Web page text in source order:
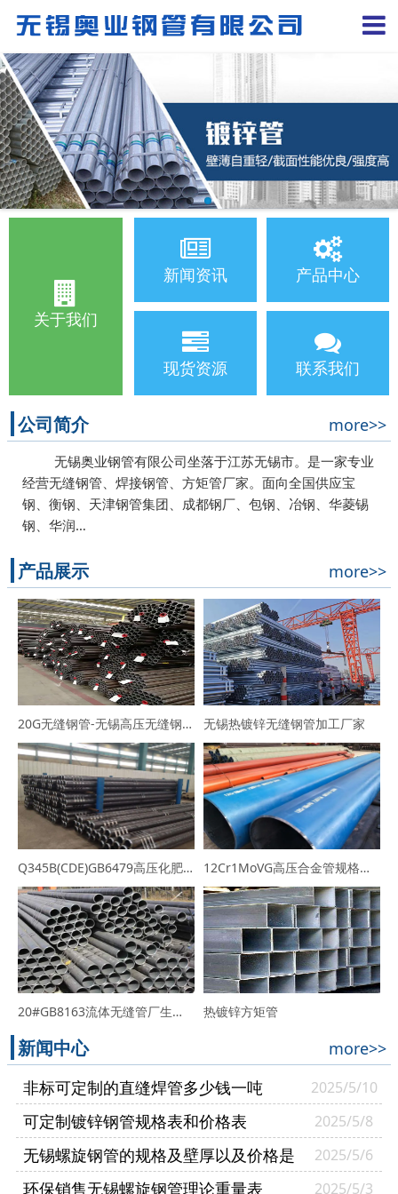
关于我们
新闻资讯 产品中心
现货资源 联系我们
公司简介 more>>
无锡奥业钢管有限公司坐落于江苏无锡市。是一家专业
经营无缝钢管、焊接钢管、方矩管厂家。面向全国供应宝
钢、衡钢、天津钢管集团、成都钢厂、包钢、冶钢、华菱锡
钢、华润…
产品展示 more>>
20G无缝钢管-无锡高压无缝钢管厂家 无锡热镀锌无缝钢管加工厂家
Q345B(CDE)GB6479高压化肥用无缝管生产厂家-规格价格表 12Cr1MoVG高压合金管规格表_厂家_价格行情
20#GB8163流体无缝管厂生产的热轧20#无缝钢管 热镀锌方矩管
新闻中心
more>>
非标可定制的直缝焊管多少钱一吨
2025/5/10
可定制镀锌钢管规格表和价格表 2025/5/8
无锡螺旋钢管的规格及壁厚以及价格是
多少
2025/5/6
环保销售无锡螺旋钢管理论重量表 2025/5/3